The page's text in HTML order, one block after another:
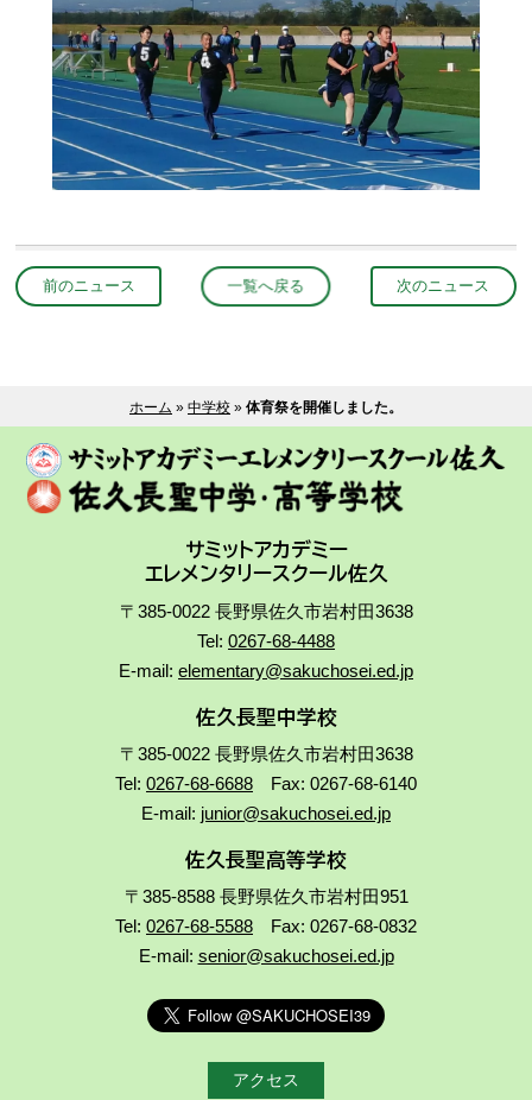
前のニュース 一覧へ戻る 次のニュース
ホーム » 中学校 » 体育祭を開催しました。
サミットアカデミー
エレメンタリースクール佐久
〒385-0022 長野県佐久市岩村田3638
Tel: 0267-68-4488
E-mail: elementary@sakuchosei.ed.jp
佐久長聖中学校
〒385-0022 長野県佐久市岩村田3638
Tel: 0267-68-6688 Fax: 0267-68-6140
E-mail: junior@sakuchosei.ed.jp
佐久長聖高等学校
〒385-8588 長野県佐久市岩村田951
Tel: 0267-68-5588 Fax: 0267-68-0832
E-mail: senior@sakuchosei.ed.jp
アクセス